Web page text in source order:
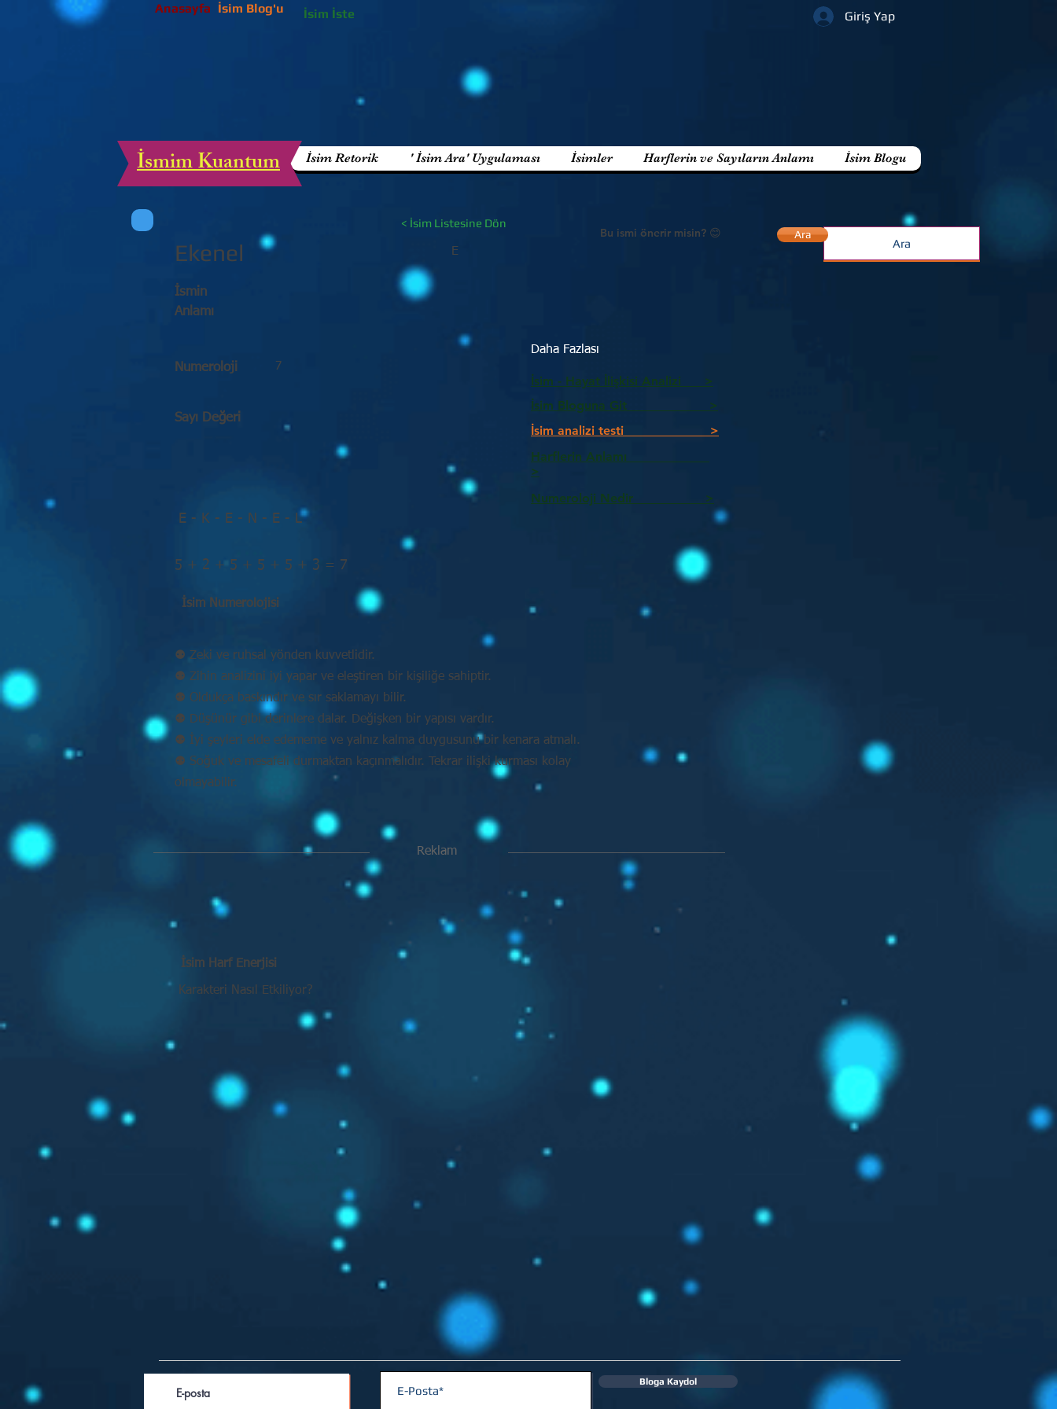
Anasayfa
Giriş Yap
İsim Blog'u İsim İste
İsim Retorik ' İsim Ara' Uygulaması İsimler Harflerin ve Sayıların Anlamı İsim Blogu
İsmim Kuantum
< İsim Listesine Dön
Ekenel E
Bu ismi önerir misin? 😊
İsmin
Anlamı
Numeroloji 7
Sayı Değeri
E - K - E - N - E - L
Daha Fazlası
İsim - Hayat İlişkisi Analizi >
İsim Bloguna Git >
İsim analizi testi >
Harflerin Anlamı
>
Numeroloji Nedir_________ >
5 + 2 + 5 + 5 + 5 + 3 = 7
İsim Numerolojisi
⚉ Zeki ve ruhsal yönden kuvvetlidir.
⚉ Zihin analizini iyi yapar ve eleştiren bir kişiliğe sahiptir.
⚉ Oldukça baskındır ve sır saklamayı bilir.
⚉ Düşünür gibi derinlere dalar. Değişken bir yapısı vardır.
⚉ İyi şeyleri elde edememe ve yalnız kalma duygusunu bir kenara atmalı.
⚉ Soğuk ve mesafeli durmaktan kaçınmalıdır. Tekrar ilişki kurması kolay
olmayabilir.
Reklam
İsim Harf Enerjisi
Karakteri Nasıl Etkiliyor?
Ara
Bloga Kaydol